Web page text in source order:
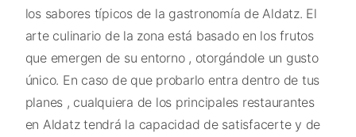
los sabores típicos de la gastronomía de Aldatz. El
arte culinario de la zona está basado en los frutos
que emergen de su entorno , otorgándole un gusto
único. En caso de que probarlo entra dentro de tus
planes , cualquiera de los principales restaurantes
en Aldatz tendrá la capacidad de satisfacerte y de